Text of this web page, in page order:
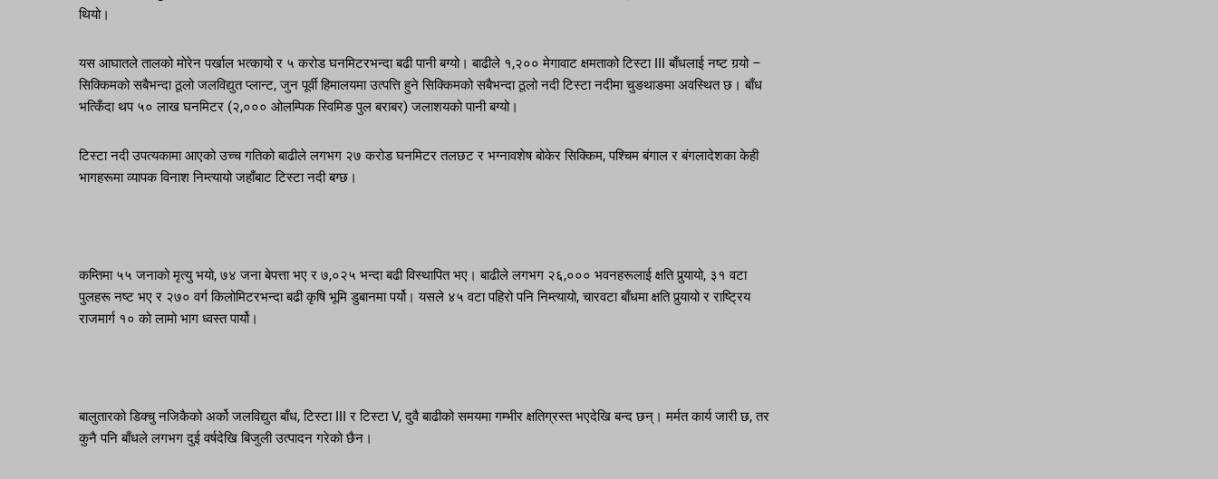
थियो।
यस आघातले तालको मोरेन पर्खाल भत्कायो र ५ करोड घनमिटरभन्दा बढी पानी बग्यो। बाढीले १,२०० मेगावाट क्षमताको टिस्टा III बाँधलाई नष्ट गर्‍यो –
सिक्किमको सबैभन्दा ठूलो जलविद्युत प्लान्ट, जुन पूर्वी हिमालयमा उत्पत्ति हुने सिक्किमको सबैभन्दा ठूलो नदी टिस्टा नदीमा चुङथाङमा अवस्थित छ। बाँध
भत्किँदा थप ५० लाख घनमिटर (२,००० ओलम्पिक स्विमिङ पुल बराबर) जलाशयको पानी बग्यो।
टिस्टा नदी उपत्यकामा आएको उच्च गतिको बाढीले लगभग २७ करोड घनमिटर तलछट र भग्नावशेष बोकेर सिक्किम, पश्चिम बंगाल र बंगलादेशका केही
भागहरूमा व्यापक विनाश निम्त्यायो जहाँबाट टिस्टा नदी बग्छ।
कम्तिमा ५५ जनाको मृत्यु भयो, ७४ जना बेपत्ता भए र ७,०२५ भन्दा बढी विस्थापित भए। बाढीले लगभग २६,००० भवनहरूलाई क्षति पुर्‍यायो, ३१ वटा
पुलहरू नष्ट भए र २७० वर्ग किलोमिटरभन्दा बढी कृषि भूमि डुबानमा पर्यो। यसले ४५ वटा पहिरो पनि निम्त्यायो, चारवटा बाँधमा क्षति पुर्‍यायो र राष्ट्रिय
राजमार्ग १० को लामो भाग ध्वस्त पार्यो।
बालुतारको डिक्चु नजिकैको अर्को जलविद्युत बाँध, टिस्टा III र टिस्टा V, दुवै बाढीको समयमा गम्भीर क्षतिग्रस्त भएदेखि बन्द छन्। मर्मत कार्य जारी छ, तर
कुनै पनि बाँधले लगभग दुई वर्षदेखि बिजुली उत्पादन गरेको छैन।